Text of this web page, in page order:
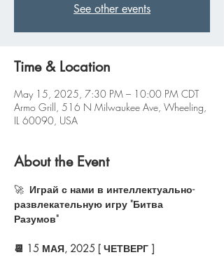
See other events
Time & Location
May 15, 2025, 7:30 PM – 10:00 PM CDT
Armo Grill, 516 N Milwaukee Ave, Wheeling,
IL 60090, USA
About the Event
🚀 Играй с нами в интеллектуально-
развлекательную игру "Битва
Разумов"
📆 15 МАЯ, 2025 [ ЧЕТВЕРГ ]